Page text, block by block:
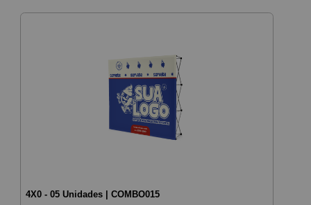
4X0 - 05 Unidades | COMBO015